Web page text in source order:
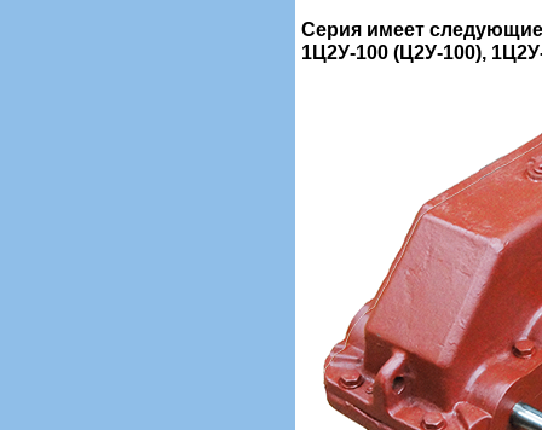
Серия имеет
1Ц2У-100 (Ц2У-100),